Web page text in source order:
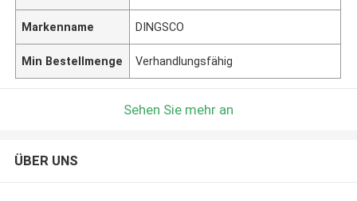
Markenname DINGSCO
Min Bestellmenge Verhandlungsfähig
Sehen Sie mehr an
ÜBER UNS